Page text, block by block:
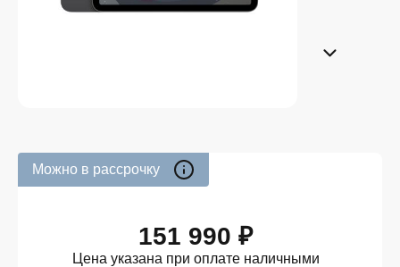
Можно в рассрочку
151 990 ₽
Цена указана при оплате наличными